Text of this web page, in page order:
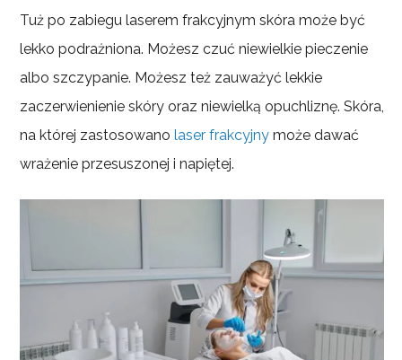
Tuż po zabiegu laserem frakcyjnym skóra może być
lekko podrażniona. Możesz czuć niewielkie pieczenie
albo szczypanie. Możesz też zauważyć lekkie
zaczerwienienie skóry oraz niewielką opuchliznę. Skóra,
na której zastosowano laser frakcyjny może dawać
wrażenie przesuszonej i napiętej.